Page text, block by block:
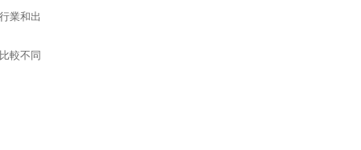
業和出
較不同